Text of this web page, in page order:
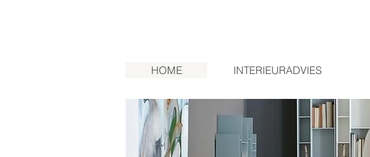
HOME INTERIEURADVIES